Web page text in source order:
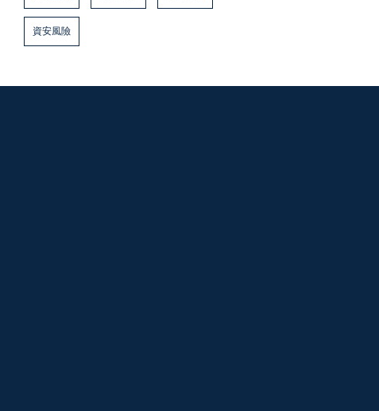
資安風險